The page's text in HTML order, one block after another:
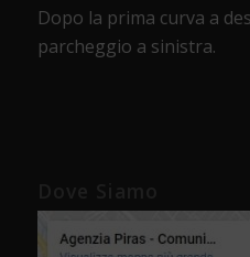
Dopo la prima curva a
parcheggio a sinistra.